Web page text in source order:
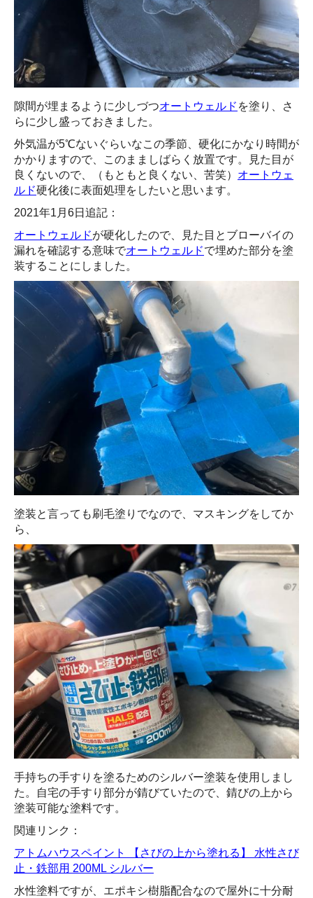
隙間が埋まるように少しづつオートウェルド を塗り、さ
らに少し盛っておきました。
外気温が5℃ないぐらいなこの季節、硬化にかなり時間が
かかりますので、このまましばらく放置です。見た目が
良くないので、（もともと良くない、苦笑） オートウェ
ルド硬化後に表面処理をしたいと思います。
2021年1月6日追記：
オートウェルドが硬化したので、見た目とブローバイの
漏れを確認する意味でオートウェルドで埋めた部分を塗
装することにしました。
塗装と言っても刷毛塗りでなので、マスキングをしてか
ら、
手持ちの手すりを塗るためのシルバー塗装を使用しまし
た。自宅の手すり部分が錆びていたので、錆びの上から
塗装可能な塗料です。
関連リンク：
アトムハウスペイント 【さびの上から塗れる】 水性さび
止・鉄部用 200ML シルバー
水性塗料ですが、エポキシ樹脂配合なので屋外に十分耐